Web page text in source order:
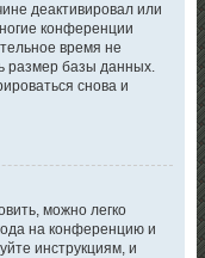
деактивировал или
конференции
время не
размер базы данных.
снова и
можно легко
на конференцию и
инструкциям, и